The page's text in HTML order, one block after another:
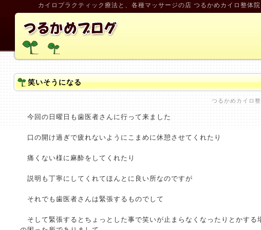
カイロプラクティック療法と、各種マッサージの店 つるかめカイロ整体院
笑いそうになる
つるかめカイロ
今回の日曜日も歯医者さんに行って来ました
口の開け過ぎで疲れないようにこまめに休憩させてくれたり
痛くない様に麻酔をしてくれたり
説明も丁寧にしてくれてほんとに良い所なのですが
それでも歯医者さんは緊張するものでして
そして緊張するとちょっとした事で笑いが止まらなくなったりとかする